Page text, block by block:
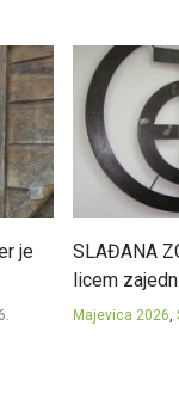
je
SLAĐANA
licem
Majevica 2026,